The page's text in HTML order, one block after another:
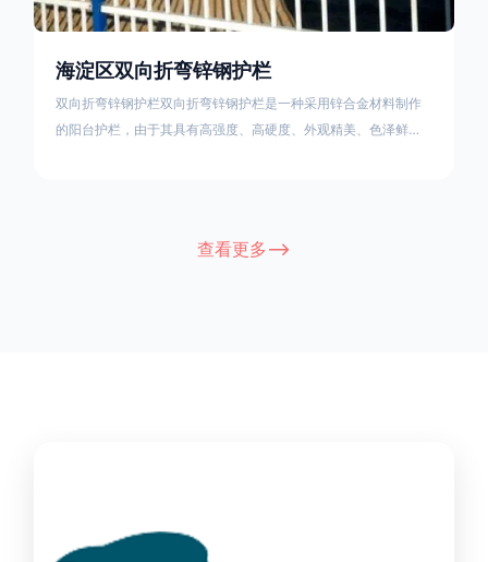
海淀区双向折弯锌钢护栏
双向折弯锌钢护栏双向折弯锌钢护栏是一种采用锌合金材料制作
的阳台护栏，由于其具有高强度、高硬度、外观精美、色泽鲜艳
或者咨询厂家客服以获取更准确的信息。
查看更多-->